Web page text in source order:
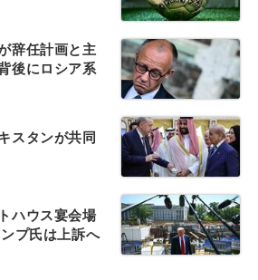
辞任計画と主
後にロシア系
スタンが共同
ハウス宴会場
プ氏は上訴へ